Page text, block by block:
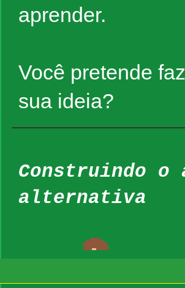
aprender.
Você pretende
sua ideia?
Construindo o
alternativa